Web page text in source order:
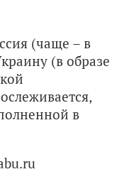
(чаще – в
(в образе
в